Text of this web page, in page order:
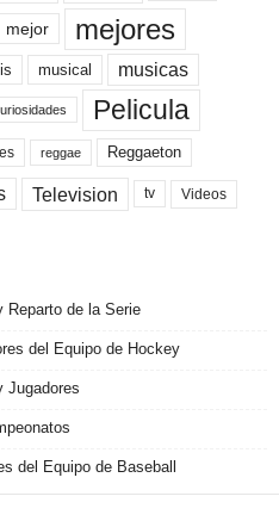
mejor mejores
musical musicas
Pelicula
reggae Reggaeton
Television tv Videos
Reparto de la Serie
del Equipo de Hockey
Jugadores
del Equipo de Baseball